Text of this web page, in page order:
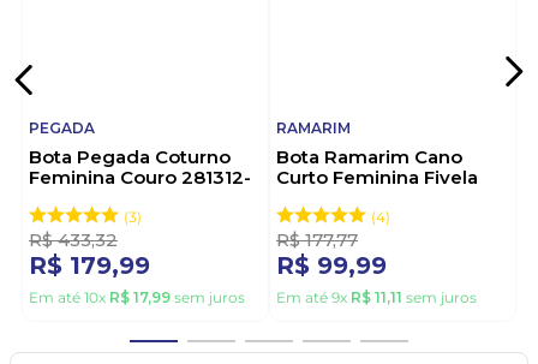
PEGADA
Bota Pegada Coturno
Feminina Couro 281312-
3
R$ 433,32
R$ 179,99
Em até 10x R$ 17,99 sem juros
RAMARIM
Bota Ramarim Cano
Curto Feminina Fivela
4
R$ 177,77
R$ 99,99
Em até 9x R$ 11,11 sem juros